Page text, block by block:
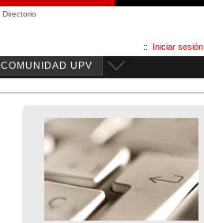
Directorio
:: Iniciar sesión
COMUNIDAD UPV